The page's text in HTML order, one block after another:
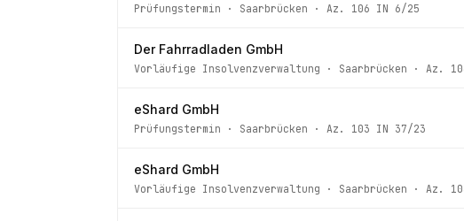
Prüfungstermin · Saarbrücken · Az. 106 IN 6/25
Der Fahrradladen GmbH
Vorläufige Insolvenzverwaltung · Saarbrücken · Az.
eShard GmbH
Prüfungstermin · Saarbrücken · Az. 103 IN 37/23
eShard GmbH
Vorläufige Insolvenzverwaltung · Saarbrücken · Az.